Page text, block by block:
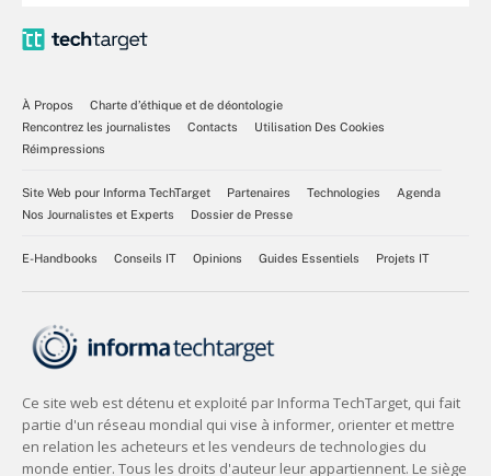
À Propos
Charte d’éthique et de déontologie
Rencontrez les journalistes
Contacts
Utilisation Des Cookies
Réimpressions
Site Web pour Informa TechTarget Partenaires Technologies
Agenda
Nos Journalistes et Experts
Dossier de Presse
E-Handbooks Conseils IT Opinions Guides Essentiels Projets IT